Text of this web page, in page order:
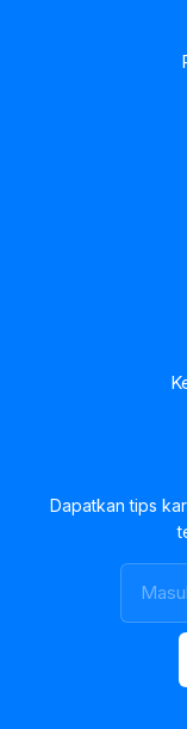
Dapatkan tips